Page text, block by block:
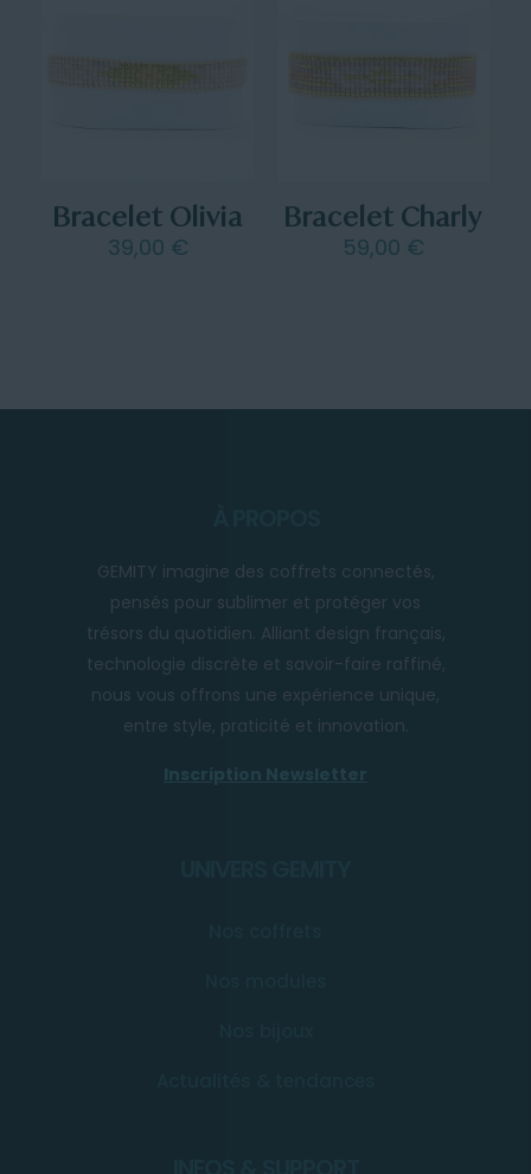
Bracelet Olivia
39,00 €
Bracelet Charly
59,00 €
GEMITY imagine des coffrets connectés,
pensés pour sublimer et protéger vos
trésors du quotidien. Alliant design français,
technologie discrète et savoir-faire raffiné,
nous vous offrons une expérience unique,
entre style, praticité et innovation.
Inscription Newsletter